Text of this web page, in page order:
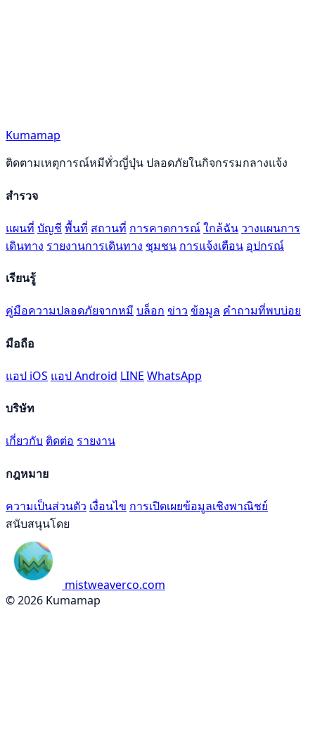
Kumamap
ติดตามเหตุการณ์หมีทั่วญี่ปุ่น ปลอดภัยในกิจกรรมกลางแจ้ง
สำรวจ
แผนที่ บัญชี พื้นที่ สถานที่ การคาดการณ์ใกล้ฉัน วางแผนการ
เดินทาง รายงานการเดินทาง ชุมชน การแจ้งเตือน อุปกรณ์
เรียนรู้
คู่มือความปลอดภัยจากหมี บล็อก ข่าว ข้อมูล คำถามที่พบบ่อย
มือถือ
แอป iOS แอป Android LINE WhatsApp
บริษัท
เกี่ยวกับ ติดต่อ รายงาน
กฎหมาย
ความเป็นส่วนตัว เงื่อนไข การเปิดเผยข้อมูลเชิงพาณิชย์
สนับสนุนโดย
mistweaverco.com
© 2026 Kumamap